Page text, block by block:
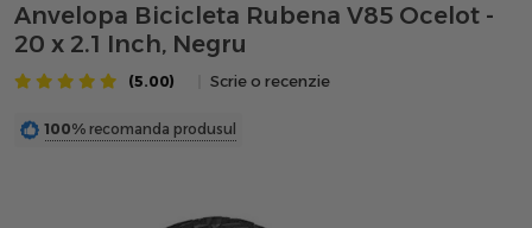
Anvelopa Bicicleta Rubena V85 Ocelot -
20 x 2.1 Inch, Negru
(5.00) Scrie o recenzie
100% recomanda produsul